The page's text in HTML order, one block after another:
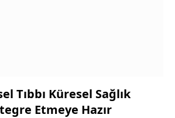
Tıbbı Küresel Sağlık
Etmeye Hazır